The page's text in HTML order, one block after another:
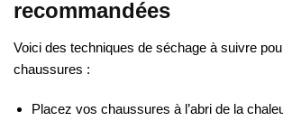
recommandées
Voici des techniques de séchage à suivre
chaussures :
Placez vos chaussures à l’abri de la